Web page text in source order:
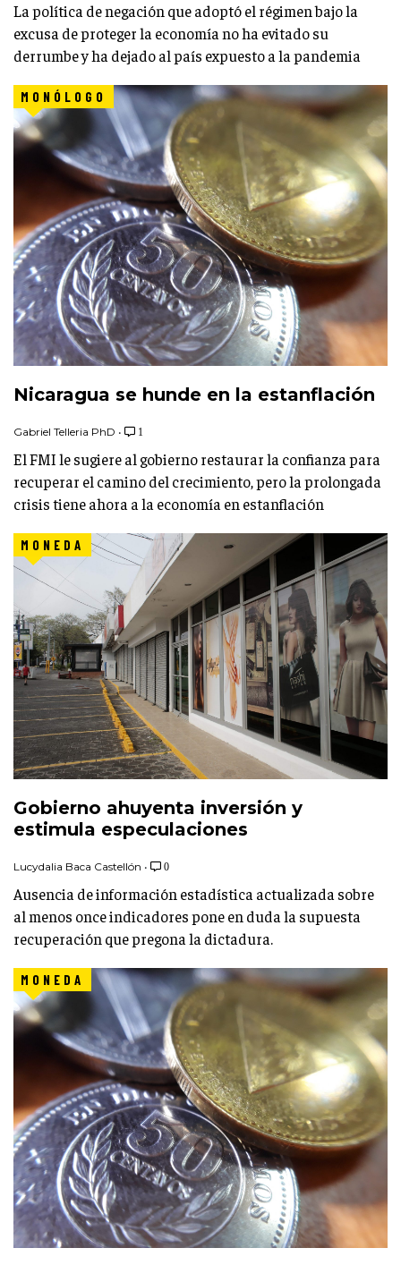
La política de negación que adoptó el régimen bajo la
excusa de proteger la economía no ha evitado su
derrumbe y ha dejado al país expuesto a la pandemia
MONÓLOGO
Nicaragua se hunde en la estanflación
Gabriel Telleria PhD • 1
El FMI le sugiere al gobierno restaurar la confianza para
recuperar el camino del crecimiento, pero la prolongada
crisis tiene ahora a la economía en estanflación
MONEDA
Gobierno ahuyenta inversión y
estimula especulaciones
Lucydalia Baca Castellón • 0
Ausencia de información estadística actualizada sobre
al menos once indicadores pone en duda la supuesta
recuperación que pregona la dictadura.
MONEDA